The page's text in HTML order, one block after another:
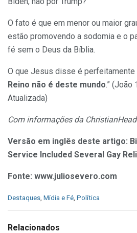
O fato é que em menor ou maior
estão promovendo a sodomia e o
fé sem o Deus da Bíblia.
O que Jesus disse é perfeitamente
Reino não é deste mundo.” (João
Atualizada)
Com informações da
Versão em inglês deste artigo:
Service Included Several Gay
Fonte: www.juliosevero.com
C
e
Destaques, Mídia e Fé, Política
Relacionados